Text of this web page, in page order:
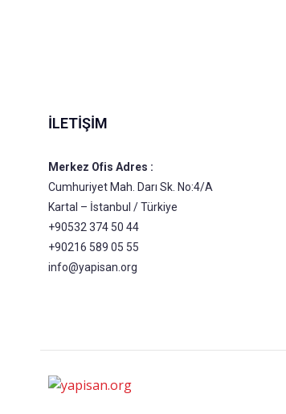
İLETIŞIM
Merkez Ofis Adres :
Cumhuriyet Mah. Darı Sk. No:4/A
Kartal – İstanbul / Türkiye
+90532 374 50 44
+90216 589 05 55
info@yapisan.org